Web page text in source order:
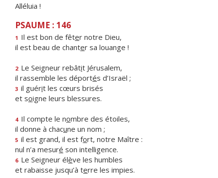
Alléluia !
PSAUME : 146
1 Il est bon de fêter notre Dieu,
il est beau de chanter sa louange !
2 Le Seigneur rebâtit Jérusalem,
il rassemble les déportés d’Israël ;
3 il guérit les cœurs brisés
et soigne leurs blessures.
4 Il compte le nombre des étoiles,
il donne à chacune un nom ;
5 il est grand, il est fort, notre Maître :
nul n’a mesuré son intelligence.
6 Le Seigneur élève les humbles
et rabaisse jusqu’à terre les impies.